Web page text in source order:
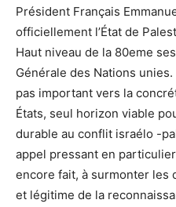
Président Français
officiellement l’État de
Haut niveau de la 80eme
Générale des Nations
pas important vers la
États, seul horizon viable
durable au conflit israélo -
appel pressant en
encore fait, à surmonter les
et légitime de la